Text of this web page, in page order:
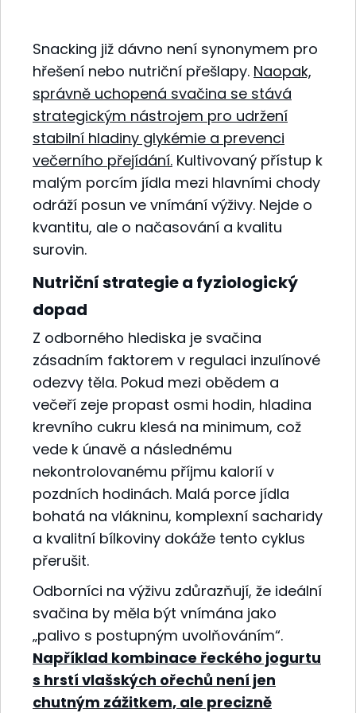
Snacking již dávno není synonymem pro
hřešení nebo nutriční přešlapy. Naopak,
správně uchopená svačina se stává
strategickým nástrojem pro udržení
stabilní hladiny glykémie a prevenci
večerního přejídání. Kultivovaný přístup k
malým porcím jídla mezi hlavními chody
odráží posun ve vnímání výživy. Nejde o
kvantitu, ale o načasování a kvalitu
surovin.
Nutriční strategie a fyziologický
dopad
Z odborného hlediska je svačina
zásadním faktorem v regulaci inzulínové
odezvy těla. Pokud mezi obědem a
večeří zeje propast osmi hodin, hladina
krevního cukru klesá na minimum, což
vede k únavě a následnému
nekontrolovanému příjmu kalorií v
pozdních hodinách. Malá porce jídla
bohatá na vlákninu, komplexní sacharidy
a kvalitní bílkoviny dokáže tento cyklus
přerušit.
Odborníci na výživu zdůrazňují, že ideální
svačina by měla být vnímána jako
„palivo s postupným uvolňováním“.
Například kombinace řeckého jogurtu
s hrstí vlašských ořechů není jen
chutným zážitkem, ale precizně